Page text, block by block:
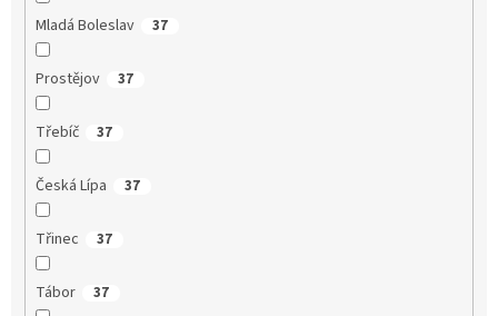
Mladá Boleslav 37
Prostějov 37
Třebíč 37
Česká Lípa 37
Třinec 37
Tábor 37